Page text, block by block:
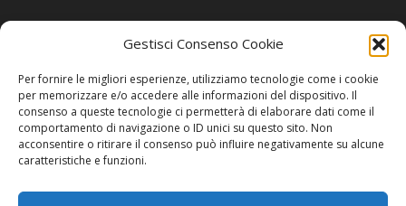
Gestisci Consenso Cookie
Per fornire le migliori esperienze, utilizziamo tecnologie come i cookie
per memorizzare e/o accedere alle informazioni del dispositivo. Il
consenso a queste tecnologie ci permetterà di elaborare dati come il
comportamento di navigazione o ID unici su questo sito. Non
acconsentire o ritirare il consenso può influire negativamente su alcune
caratteristiche e funzioni.